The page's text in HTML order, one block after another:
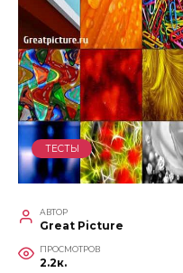
ТЕСТЫ
АВТОР
Great Picture
ПРОСМОТРОВ
2.2к.